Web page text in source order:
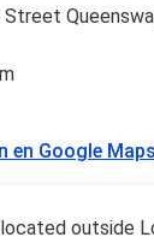
Street
en Google Maps
outside